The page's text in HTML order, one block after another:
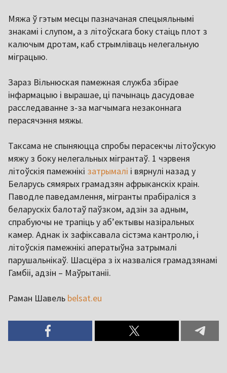
Мяжа ў гэтым месцы пазначаная спецыяльнымі
знакамі і слупом, а з літоўскага боку стаіць плот з
калючым дротам, каб стрымліваць нелегальную
міграцыю.
Зараз Вільнюская памежная служба збірае
інфармацыю і вырашае, ці пачынаць дасудовае
расследаванне з-за магчымага незаконнага
перасячэння мяжы.
Таксама не спыняюцца спробы перасекчы літоўскую
мяжу з боку нелегальных мігрантаў. 1 чэрвеня
літоўскія памежнікі затрымалі і вярнулі назад у
Беларусь сямярых грамадзян афрыканскіх краін.
Паводле паведамлення, мігранты прабіраліся з
беларускіх балотаў паўзком, адзін за адным,
спрабуючы не трапіць у аб’ектывы назіральных
камер. Аднак іх зафіксавала сістэма кантролю, і
літоўскія памежнікі аператыўна затрымалі
парушальнікаў. Шасцёра з іх назваліся грамадзянамі
Гамбіі, адзін – Маўрытаніі.
Раман Шавель belsat.eu